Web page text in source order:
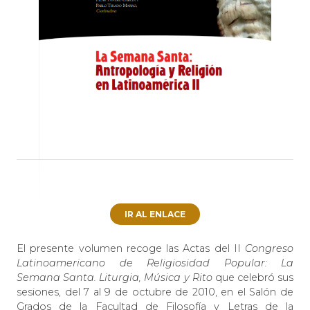
IR AL ENLACE
El presente volumen recoge las Actas del II Congreso
Latinoamericano de Religiosidad Popular: La
Semana Santa. Liturgia, Música y Ritoque celebró sus
sesiones, del 7 al 9 de octubre de 2010, en el Salón de
Grados de la Facultad de Filosofía y Letras de la